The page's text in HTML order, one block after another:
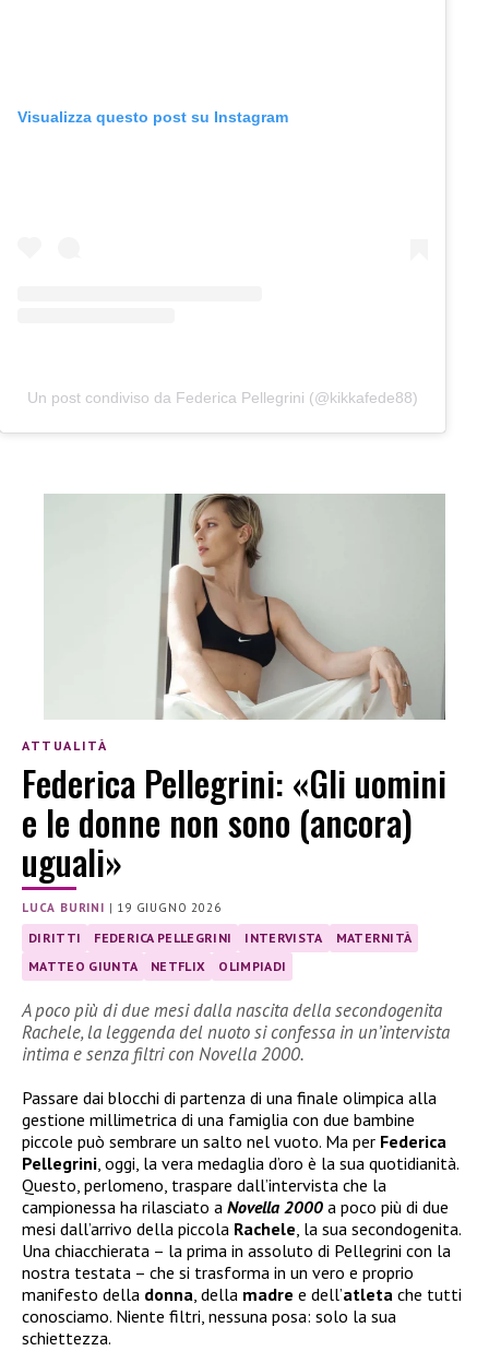
Visualizza questo post su Instagram
Un post condiviso da Federica Pellegrini (@kikkafede88)
ATTUALITÀ
Federica Pellegrini: «Gli uomini
e le donne non sono (ancora)
uguali»
LUCA BURINI | 19 GIUGNO 2026
DIRITTI FEDERICA PELLEGRINI INTERVISTA
MATERNITÀ
MATTEO GIUNTA
NETFLIX OLIMPIADI
A poco più di due mesi dalla nascita della secondogenita
Rachele, la leggenda del nuoto si confessa in un’intervista
intima e senza filtri con Novella 2000.
Passare dai blocchi di partenza di una finale olimpica alla
gestione millimetrica di una famiglia con due bambine
piccole può sembrare un salto nel vuoto. Ma per Federica
Pellegrini, oggi, la vera medaglia d’oro è la sua quotidianità.
Questo, perlomeno, traspare dall’intervista che la
campionessa ha rilasciato a Novella 2000 a poco più di due
mesi dall’arrivo della piccola Rachele, la sua secondogenita.
Una chiacchierata – la prima in assoluto di Pellegrini con la
nostra testata – che si trasforma in un vero e proprio
manifesto della donna, della madre e dell’atleta che tutti
conosciamo. Niente filtri, nessuna posa: solo la sua
schiettezza.